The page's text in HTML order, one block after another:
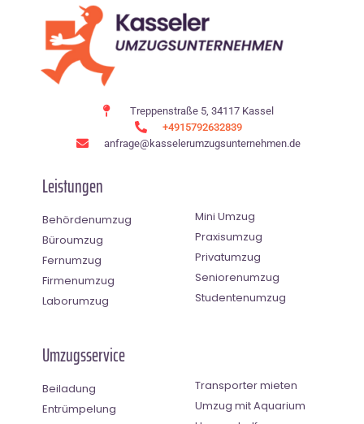
Treppenstraße 5, 34117 Kassel
+4915792632839
anfrage@kasselerumzugsunternehmen.de
Leistungen
Behördenumzug
Büroumzug
Fernumzug
Firmenumzug
Laborumzug
Mini Umzug
Praxisumzug
Privatumzug
Seniorenumzug
Studentenumzug
Umzugsservice
Beiladung
Entrümpelung
Transporter mieten
Umzug mit Aquarium